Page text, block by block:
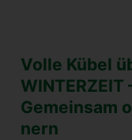
Vol­le Kübel
Gemein­sam
nern